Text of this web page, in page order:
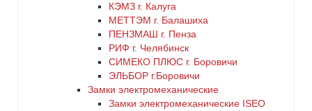
КЭМЗ г. Калуга
МЕТТЭМ г. Балашиха
ПЕНЗМАШ г. Пенза
РИФ г. Челябинск
СИМЕКО ПЛЮС г. Боровичи
ЭЛЬБОР г.Боровичи
Замки электромеханические
Замки электромеханические ISEO